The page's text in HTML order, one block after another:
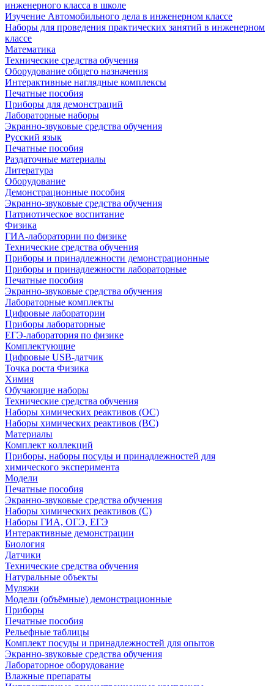
инженерного класса в школе
Изучение Автомобильного дела в инженерном классе
Наборы для проведения практических занятий в инженерном
классе
Математика
Технические средства обучения
Оборудование общего назначения
Интерактивные наглядные комплексы
Печатные пособия
Приборы для демонстраций
Лабораторные наборы
Экранно-звуковые средства обучения
Русский язык
Печатные пособия
Раздаточные материалы
Литература
Оборудование
Демонстрационные пособия
Экранно-звуковые средства обучения
Патриотическое воспитание
Физика
ГИА-лаборатории по физике
Технические средства обучения
Приборы и принадлежности демонстрационные
Приборы и принадлежности лабораторные
Печатные пособия
Экранно-звуковые средства обучения
Лабораторные комплекты
Цифровые лаборатории
Приборы лабораторные
ЕГЭ-лаборатория по физике
Комплектующие
Цифровые USB-датчик
Точка роста Физика
Химия
Обучающие наборы
Технические средства обучения
Наборы химических реактивов (ОС)
Наборы химических реактивов (ВС)
Материалы
Комплект коллекций
Приборы, наборы посуды и принадлежностей для
химического эксперимента
Модели
Печатные пособия
Экранно-звуковые средства обучения
Наборы химических реактивов (С)
Наборы ГИА, ОГЭ, ЕГЭ
Интерактивные демонстрации
Биология
Датчики
Технические средства обучения
Натуральные объекты
Муляжи
Модели (объёмные) демонстрационные
Приборы
Печатные пособия
Рельефные таблицы
Комплект посуды и принадлежностей для опытов
Экранно-звуковые средства обучения
Лабораторное оборудование
Влажные препараты